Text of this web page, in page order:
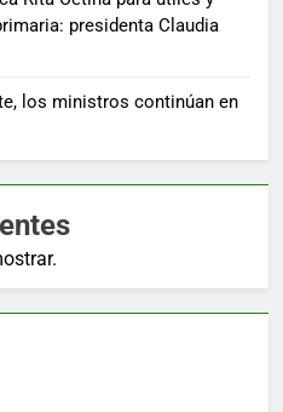
presidenta Claudia
los ministros continúan en